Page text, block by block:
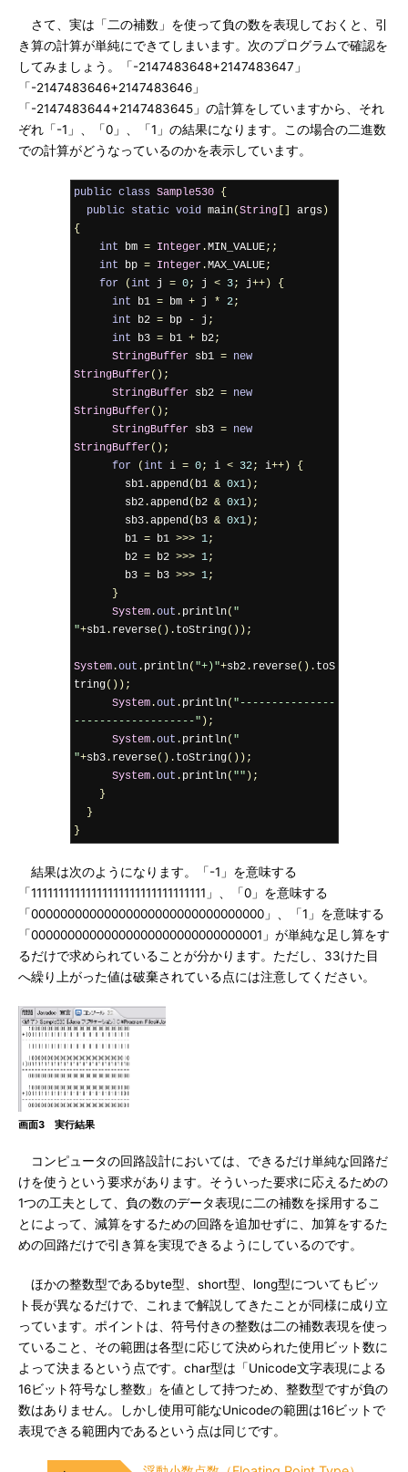
さて、実は「二の補数」を使って負の数を表現しておくと、引
き算の計算が単純にできてしまいます。次のプログラムで確認を
してみましょう。「-2147483648+2147483647」
「-2147483646+2147483646」
「-2147483644+2147483645」の計算をしていますから、それ
ぞれ「-1」、「0」、「1」の結果になります。この場合の二進数
での計算がどうなっているのかを表示しています。
public class Sample530
{
public
static void main(String[] args)
{
int bm = Integer.MIN_VALUE;;
int bp = Integer.MAX_VALUE;
for
(int j = 0; j < 3; j++)
{
int b1 = bm + j * 2;
int b2 = bp - j ;
int b3 = b1 + b2;
StringBuffer sb1 =
new
StringBuffer();
StringBuffer sb2 =
new
StringBuffer();
StringBuffer sb3 =
new
StringBuffer();
for
(int i = 0; i < 32; i++)
{
        sb1
.append( b1 & 0x1);
        sb2
.append( b2 & 0x1);
        sb3
.append( b3 & 0x1);
        b1
= b1 >>> 1;
        b2
= b2 >>> 1;
        b3
= b3 >>> 1;
}
System.out . println( "
"+sb1. reverse(). toString());
System.out . println( "+)"+sb2. reverse(). toS
tring());
System.out . println( "---------------
-------------------" );
System.out . println( "
"+sb3. reverse(). toString());
System.out . println( "" );
}
}
}
結果は次のようになります。「-1」を意味する
「11111111111111111111111111111111」、「0」を意味する
「00000000000000000000000000000000」、「1」を意味する
「00000000000000000000000000000001」が単純な足し算をす
るだけで求められていることが分かります。ただし、33けた目
へ繰り上がった値は破棄されている点には注意してください。
画面3 実行結果
コンピュータの回路設計においては、できるだけ単純な回路だ
けを使うという要求があります。そういった要求に応えるための
1つの工夫として、負の数のデータ表現に二の補数を採用するこ
とによって、減算をするための回路を追加せずに、加算をするた
めの回路だけで引き算を実現できるようにしているのです。
ほかの整数型であるbyte型、short型、long型についてもビッ
ト長が異なるだけで、これまで解説してきたことが同様に成り立
っています。ポイントは、符号付きの整数は二の補数表現を使っ
ていること、その範囲は各型に応じて決められた使用ビット数に
よって決まるという点です。char型は「Unicode文字表現による
16ビット符号なし整数」を値として持つため、整数型ですが負の
数はありません。しかし使用可能なUnicodeの範囲は16ビットで
表現できる範囲内であるという点は同じです。